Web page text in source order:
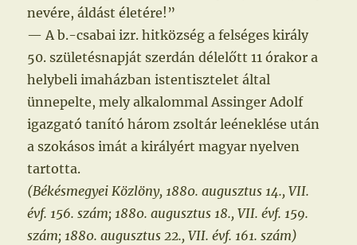
nevére, áldást életére!”
— A b.-csabai izr. hitközség a felséges király
50. születésnapját szerdán délelőtt 11 órakor a
helybeli imaházban istentisztelet által
ünnepelte, mely alkalommal Assinger Adolf
igazgató tanító három zsoltár leéneklése után
a szokásos imát a királyért magyar nyelven
tartotta.
(Békésmegyei Közlöny, 1880. augusztus 14., VII.
évf. 156. szám; 1880. augusztus 18., VII. évf. 159.
szám; 1880. augusztus 22., VII. évf. 161. szám)